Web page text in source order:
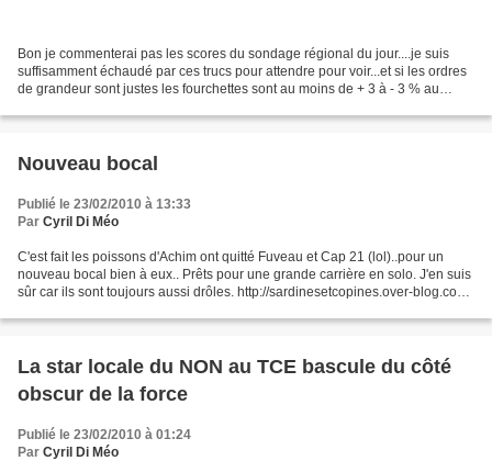
Bon je commenterai pas les scores du sondage régional du jour....je suis
suffisamment échaudé par ces trucs pour attendre pour voir...et si les ordres
de grandeur sont justes les fourchettes sont au moins de + 3 à - 3 % au
Nouveau bocal
Publié le 23/02/2010 à 13:33
Par Cyril Di Méo
C'est fait les poissons d'Achim ont quitté Fuveau et Cap 21 (lol)..pour un
nouveau bocal bien à eux.. Prêts pour une grande carrière en solo. J'en suis
sûr car ils sont toujours aussi drôles. http://sardinesetcopines.over-blog.com/
La star locale du NON au TCE bascule du côté
obscur de la force
Publié le 23/02/2010 à 01:24
Par Cyril Di Méo